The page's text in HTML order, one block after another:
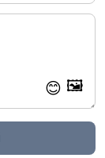
😊 🖼️